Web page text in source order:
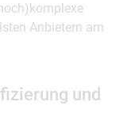
Anbietern am
und